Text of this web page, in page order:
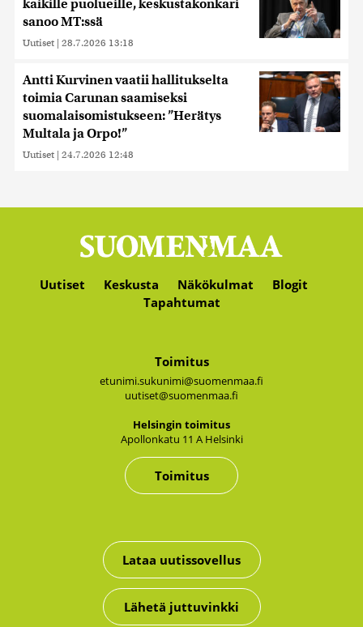
kaikille puolueille, keskustakonkari
sanoo MT:ssä
Uutiset | 28.7.2026 13:18
Antti Kurvinen vaatii hallitukselta
toimia Carunan saamiseksi
suomalaisomistukseen: ”Herätys
Multala ja Orpo!”
Uutiset | 24.7.2026 12:48
Uutiset Keskusta Näkökulmat
Blogit
Tapahtumat
Toimitus
etunimi.sukunimi@suomenmaa.fi
uutiset@suomenmaa.fi
Hel­sin­gin toi­mi­tus
Apol­lon­ka­tu 11 A Hel­sin­ki
Toimitus
Lataa uutissovellus
Lähetä juttuvinkki